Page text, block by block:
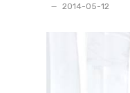
2014-05-12